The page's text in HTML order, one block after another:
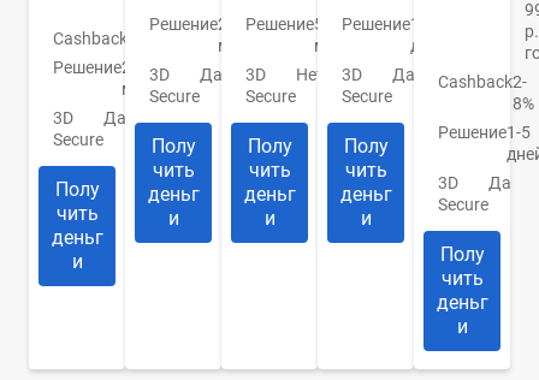
Cashback
Решение2
мин.
3D
Secure
Да
Полу
чить
деньг
и
Решение2
мин.
3D
Secure
Да
Полу
чить
деньг
и
Решение5
мин.
3D
Secure
Нет
Полу
чить
деньг
и
Решение1
день
3D
Secure
Да
Полу
чить
деньг
и
Cashback2-
8%
Решение1-5
3D
Secure
Да
Полу
чить
деньг
и